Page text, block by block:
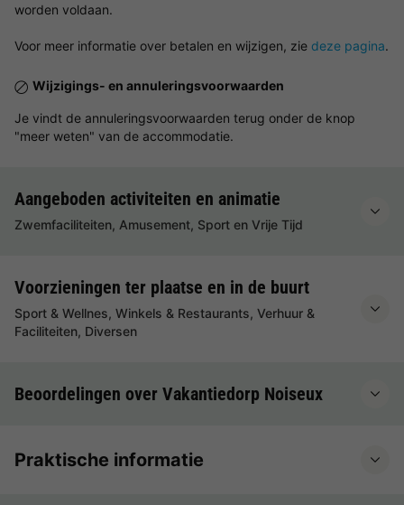
worden voldaan.
Voor meer informatie over betalen en wijzigen, zie deze pagina.
Wijzigings- en annuleringsvoorwaarden
Je vindt de annuleringsvoorwaarden terug onder de knop
"meer weten" van de accommodatie.
Aangeboden activiteiten en animatie
Zwemfaciliteiten, Amusement, Sport en Vrije Tijd
Voorzieningen ter plaatse en in de buurt
Sport & Wellnes, Winkels & Restaurants, Verhuur &
Faciliteiten, Diversen
Beoordelingen over Vakantiedorp Noiseux
Praktische informatie